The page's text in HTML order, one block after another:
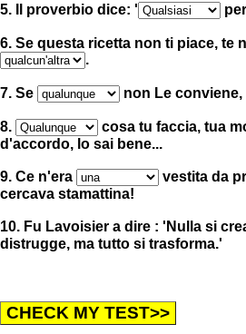
5. Il proverbio dice: '
6. Se questa ricetta non ti piace, te
.
7. Se non Le
8.
cosa tu faccia, tua
d'accordo, lo sai bene...
9. Ce n'era
vestita da
cercava stamattina!
10. Fu Lavoisier a dire : 'Nulla si
distrugge, ma tutto si trasforma.'